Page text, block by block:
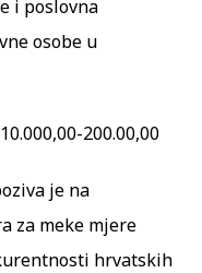
i poslovna
osobe u
10.000,00-200.00,00
je na
za meke mjere
hrvatskih